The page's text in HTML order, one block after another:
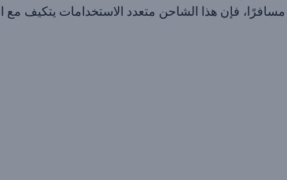
فإن هذا الشاحن متعدد الاستخدامات يتكيف مع